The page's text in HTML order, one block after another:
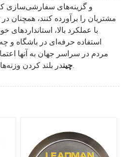
و گزینه‌های سفارشی‌سازی
مشتریان را برآورده کنند، همچنان
با عملکرد بالا، استانداردهای
استفاده حرفه‌ای در باشگاه و
مردم در سراسر جهان به آنها
چیندر بلند کردن وزنه‌های قوی‌تر و تمرین سخت‌تر.